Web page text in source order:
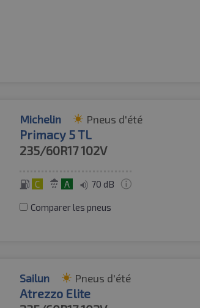
Michelin Pneus d'été
Primacy 5 TL
235/60R17102V
C A 70 dB
Comparer les pneus
Sailun Pneus d'été
Atrezzo Elite